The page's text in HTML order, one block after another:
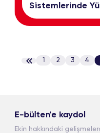
Sistemlerinde
1 2 3 4
E-bülten'e kaydol
Ekin hakkındaki